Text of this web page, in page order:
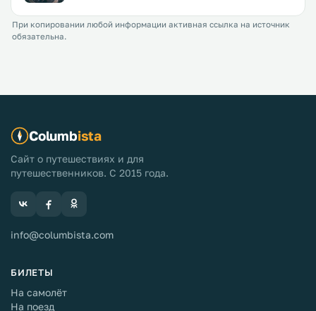
При копировании любой информации активная ссылка на источник
обязательна.
Columbista
Сайт о путешествиях и для
путешественников. С 2015 года.
info@columbista.com
БИЛЕТЫ
На самолёт
На поезд